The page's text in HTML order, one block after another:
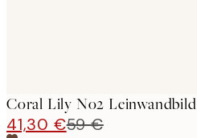
Coral Lily No2 Leinwandbild
41,30 €59 €